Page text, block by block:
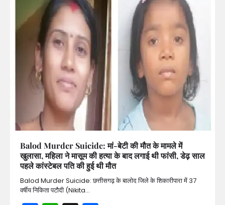
Balod Murder Suicide: मां-बेटी की मौत के मामले में
खुलासा, महिला ने मासूम की हत्या के बाद लगाई थी फांसी, डेढ़ साल
पहले कांस्टेबल पति की हुई थी मौत
Balod Murder Suicide: छत्तीसगढ़ के बालोद जिले के शिकारीपारा में 37
वर्षीय निकिता पटौदी (Nikita…